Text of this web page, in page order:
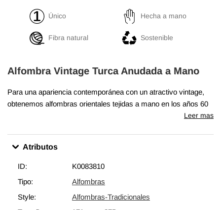
Único Hecha a mano
Fibra natural Sostenible
Alfombra Vintage Turca Anudada a Mano
Para una apariencia contemporánea con un atractivo vintage,
obtenemos alfombras orientales tejidas a mano en los años 60
y 70 en excelentes condiciones y recortamos cuidadosamente
Además de ser únicas y anudadas a mano, estas alfombras
hacen una decoración muy especial acerca de unir
largo del tiempo con un aspecto encantador que complementa
cualquier decoración moderna o bohemia. Eche un vistazo a
Leer mas
Atributos
ID:
K0083810
Tipo:
Alfombras
Style:
Alfombras-Tradicionales